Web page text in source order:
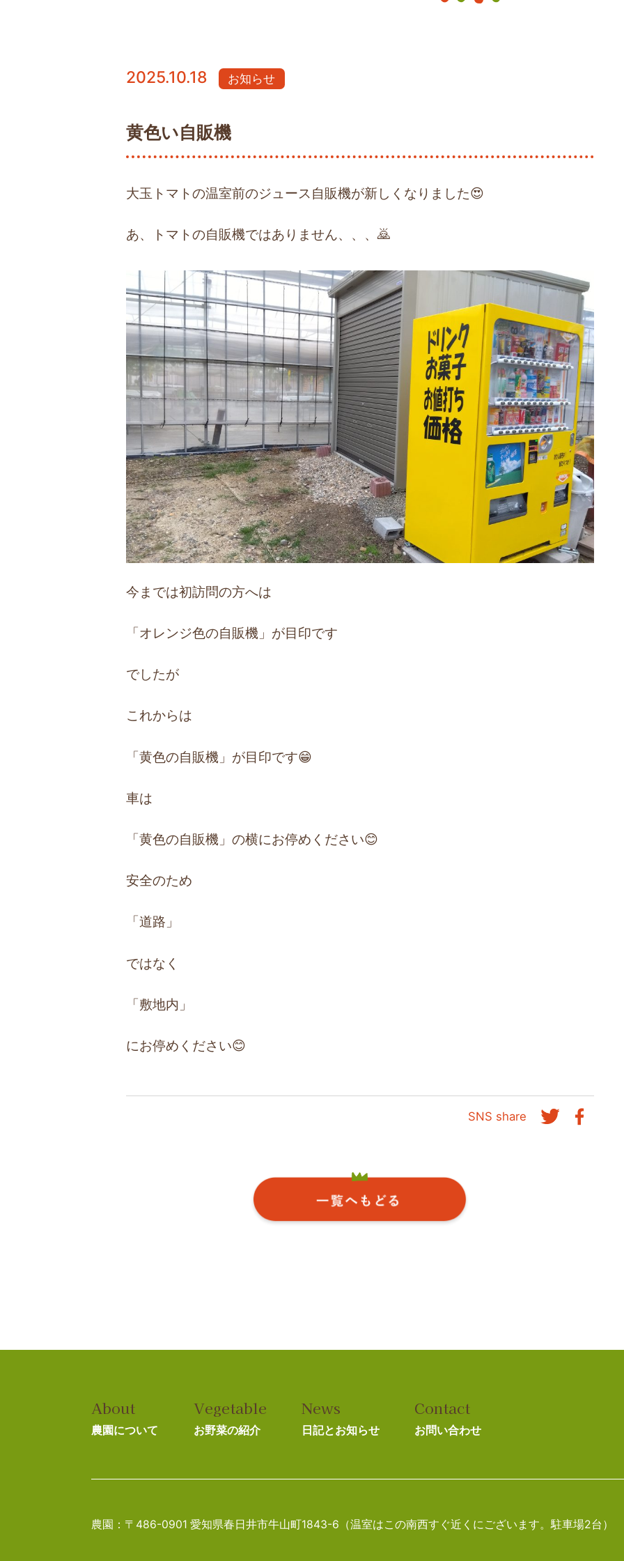
2025.10.18 お知らせ
黄色い自販機
大玉トマトの温室前のジュース自販機が新しくなりました😍
あ、トマトの自販機ではありません、、、🙇
今までは初訪問の方へは
「オレンジ色の自販機」が目印です
でしたが
これからは
「黄色の自販機」が目印です😁
車は
「黄色の自販機」の横にお停めください😊
安全のため
「道路」
ではなく
「敷地内」
にお停めください😊
SNS share
About
農園について
Vegetable
お野菜の紹介
News
日記とお知らせ
Contact
お問い合わせ
農園：〒486-0901 愛知県春日井市牛山町1843-6（温室はこの南西すぐ近くにございます。駐車場2台）